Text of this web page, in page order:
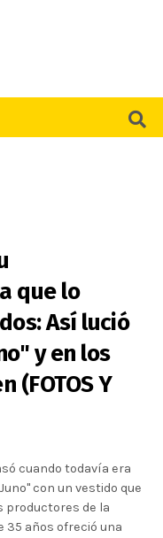
que lo
Así lució
y en los
(FOTOS Y
cuando todavía era
con un vestido que
productores de la
35 años ofreció una